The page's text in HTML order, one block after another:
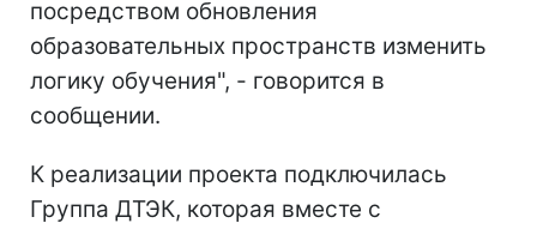
посредством обновления
образовательных пространств изменить
логику обучения", - говорится в
сообщении.
К реализации проекта подключилась
Группа ДТЭК, которая вместе с